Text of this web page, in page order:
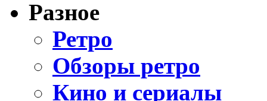
Разное
Ретро
Обзоры ретро
Кино и сериалы